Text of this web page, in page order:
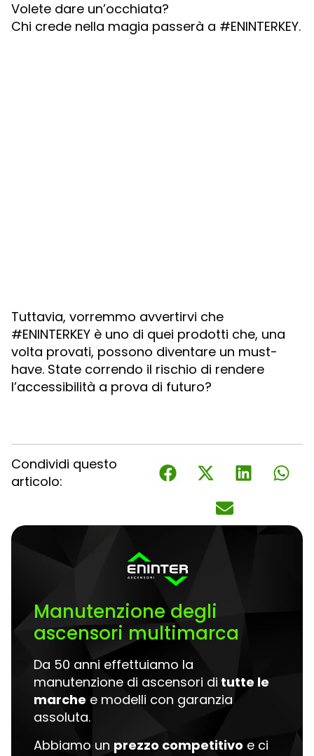
Volete dare un’occhiata?
Chi crede nella magia passerà a #ENINTERKEY.
Tuttavia, vorremmo avvertirvi che
#ENINTERKEY è uno di quei prodotti che, una
volta provati, possono diventare un must-
have. State correndo il rischio di rendere
l’accessibilità a prova di futuro?
Condividi questo
articolo:
Manutenzione degli
ascensori multimarca
Da 50 anni effettuiamo la
manutenzione di ascensori di tutte le
marche e modelli con garanzia
assoluta.
Abbiamo un prezzo competitivo e ci